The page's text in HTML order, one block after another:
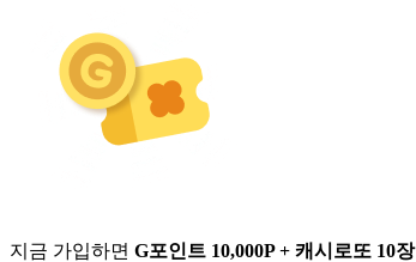
지금 가입하면 G포인트 10,000P + 캐시로또 10장